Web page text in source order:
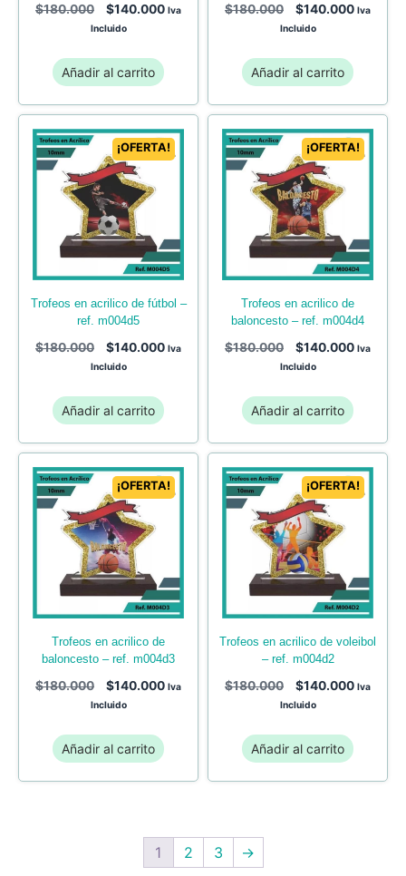
$180.000 $140.000 Iva
Incluido
Añadir al carrito
$180.000 $140.000 Iva
Incluido
Añadir al carrito
¡OFERTA!
trofeos en acrilico de fútbol –
ref. m004d5
$180.000 $140.000 Iva
Incluido
Añadir al carrito
¡OFERTA!
trofeos en acrilico de
baloncesto – ref. m004d4
$180.000 $140.000 Iva
Incluido
Añadir al carrito
¡OFERTA!
trofeos en acrilico de
baloncesto – ref. m004d3
$180.000 $140.000 Iva
Incluido
Añadir al carrito
¡OFERTA!
trofeos en acrilico de voleibol
– ref. m004d2
$180.000 $140.000 Iva
Incluido
Añadir al carrito
1 2 3 →